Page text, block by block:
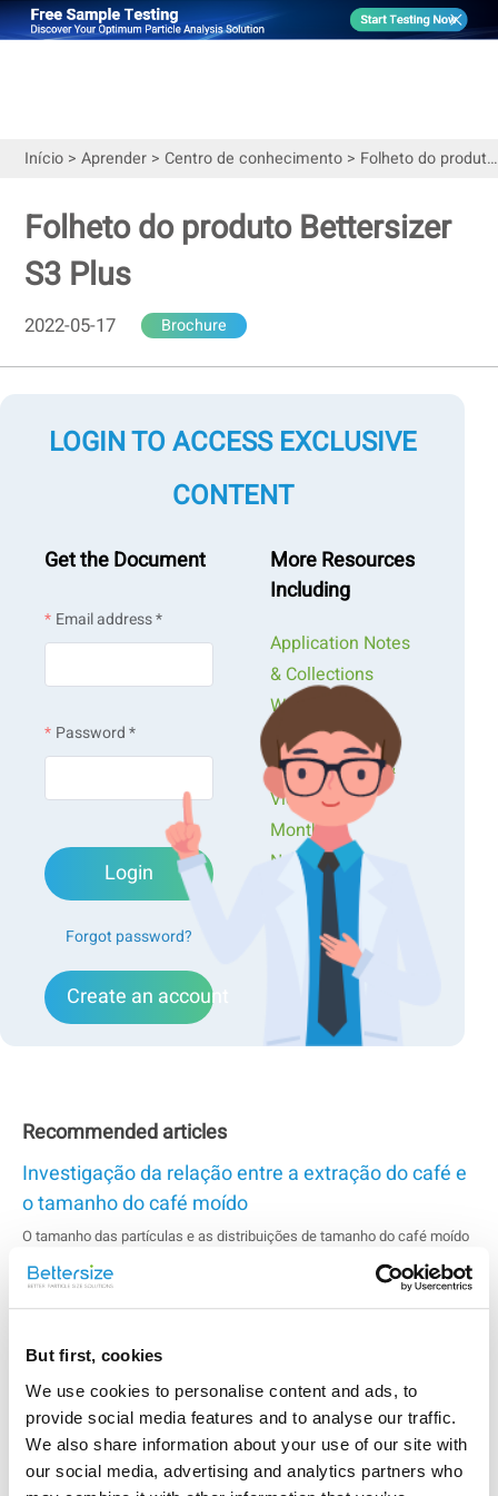
But first, cookies
We use cookies to personalise content and ads, to
provide social media features and to analyse our traffic.
We also share information about your use of our site with
our social media, advertising and analytics partners who
Início> Aprender> Centro de conhecimento> Folheto do produto Bettersizer S3 Plus
Folheto do produto Bettersizer
S3 Plus
2022-05-17 Brochure
LOGIN TO ACCESS EXCLUSIVE
CONTENT
Get the Document
Email address *
Password *
Login
Forgot password?
Create an account
More Resources
Including
Application Notes
& Collections
Webinars &
Workshops
Presentations &
Videos
Monthly
Newsletters
Exclusive Events...
Recommended articles
Investigação da relação entre a extração do café e
o tamanho do café moído
O tamanho das partículas e as distribuições de tamanho do café moído
café preparado. É necessário monitorar os tamanhos das partículas e
Medição dos tamanhos e potenciais zeta de
amostras de látex de copolímero
de copolímero de poliestireno-butadieno foram caracterizados com
sucesso. Os resultados mostram que ambos os copolímeros são
monodispersos em termos de tamanho e têm menor probabilidade de
formar agregados devido aos altos potenciais
zeta.&nbsp;&nbsp;Produto:&nbsp;Série BeNano...
Investigando o tamanho da partícula, o peso
molecular e a desnaturação térmica da lisozima